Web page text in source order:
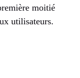
moitié
utilisateurs.